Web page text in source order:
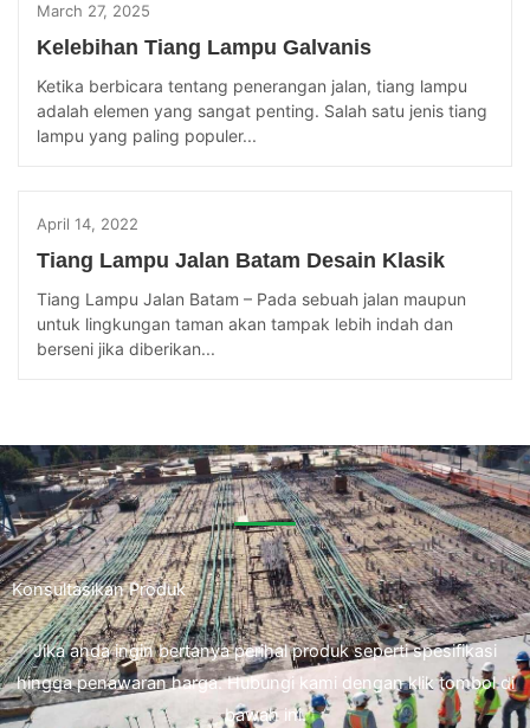
March 27, 2025
Kelebihan Tiang Lampu Galvanis
Ketika berbicara tentang penerangan jalan, tiang lampu
adalah elemen yang sangat penting. Salah satu jenis tiang
lampu yang paling populer...
April 14, 2022
Tiang Lampu Jalan Batam Desain Klasik
Tiang Lampu Jalan Batam – Pada sebuah jalan maupun
untuk lingkungan taman akan tampak lebih indah dan
berseni jika diberikan...
Konsultasikan Produk
Jika anda ingin bertanya perihal produk seperti spesifikasi
hingga penawaran harga. Hubungi kami dengan klik tombol di
bawah ini.